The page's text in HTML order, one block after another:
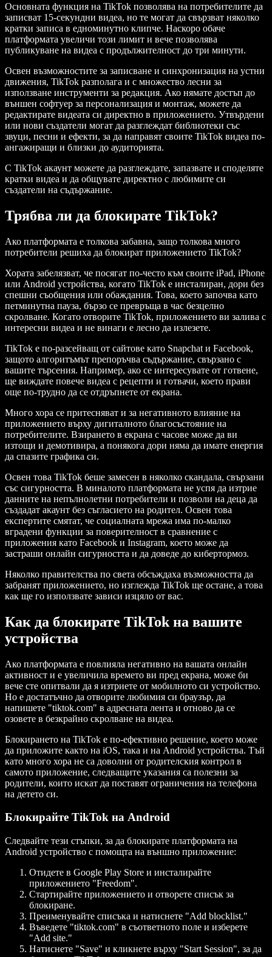
Основната функция на TikTok позволява на потребителите да
записват 15-секундни видеа, но те могат да свързват няколко
кратки записа в едноминутно клипче. Наскоро обаче
платформата увеличи този лимит и вече позволява
публикуване на видеа с продължителност до три минути.
Освен възможностите за записване и синхронизация на устни
движения, TikTok разполага и с множество лесни за
използване инструменти за редакция. Ако нямате достъп до
външен софтуер за персонализация и монтаж, можете да
редактирате видеата си директно в приложението. Утвърдени
или нови създатели могат да разглеждат библиотеки със
звуци, песни и ефекти, за да направят своите TikTok видеа по-
ангажиращи и близки до аудиторията.
С TikTok акаунт можете да разглеждате, запазвате и споделяте
кратки видеа и да общувате директно с любимите си
създатели на съдържание.
Трябва ли да блокирате TikTok?
Ако платформата е толкова забавна, защо толкова много
потребители решиха да блокират приложението TikTok?
Хората забелязват, че посягат по-често към своите iPad, iPhone
или Android устройства, когато TikTok е инсталиран, дори без
спешни съобщения или обаждания. Това, което започва като
петминутна пауза, бързо се превръща в час безцелно
скролване. Когато отворите TikTok, приложението ви залива с
интересни видеа и не винаги е лесно да излезете.
TikTok е по-разсейващ от сайтове като Snapchat и Facebook,
защото алгоритъмът препоръчва съдържание, свързано с
вашите търсения. Например, ако се интересувате от готвене,
ще виждате повече видеа с рецепти и готвачи, което прави
още по-трудно да се отдръпнете от екрана.
Много хора се притесняват и за негативното влияние на
приложението върху дигиталното благосъстояние на
потребителите. Взирането в екрана с часове може да ви
изтощи и демотивира, а понякога дори няма да имате енергия
да спазите графика си.
Освен това TikTok беше замесен в няколко скандала, свързани
със сигурността. В миналото платформата не успя да изтрие
данните на непълнолетни потребители и позволи на деца да
създадат акаунт без съгласието на родител. Освен това
експертите смятат, че социалната мрежа има по-малко
вградени функции за поверителност в сравнение с
приложения като Facebook и Instagram, което може да
застраши онлайн сигурността и да доведе до кибертормоз.
Няколко правителства по света обсъждаха възможността да
забранят приложението, но изглежда TikTok ще остане, а това
как ще го използвате зависи изцяло от вас.
Как да блокирате TikTok на вашите
устройства
Ако платформата е повлияла негативно на вашата онлайн
активност и е увеличила времето ви пред екрана, може би
вече сте опитвали да я изтриете от мобилното си устройство.
Но е достатъчно да отворите любимия си браузър, да
напишете "tiktok.com" в адресната лента и отново да се
озовете в безкрайно скролване на видеа.
Блокирането на TikTok е по-ефективно решение, което може
да приложите както на iOS, така и на Android устройства. Тъй
като много хора не са доволни от родителския контрол в
самото приложение, следващите указания са полезни за
родители, които искат да поставят ограничения на телефона
на детето си.
Блокирайте TikTok на Android
Следвайте тези стъпки, за да блокирате платформата на
Android устройство с помощта на външно приложение:
Отидете в Google Play Store и инсталирайте
приложението "Freedom".
Стартирайте приложението и отворете списък за
блокиране.
Преименувайте списъка и натиснете "Add blocklist."
Въведете "tiktok.com" в съответното поле и изберете
"Add site."
Натиснете "Save" и кликнете върху "Start Session", за да